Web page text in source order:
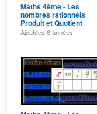
Maths 4ème - Les
nombres rationnels
Produit et Quotient
Exercice 12
Ajoutées 6 années